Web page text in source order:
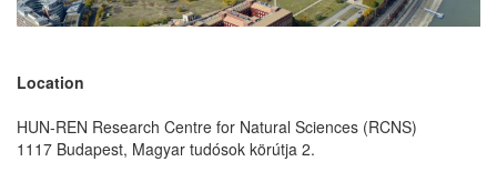
Location
HUN-REN Research Centre for Natural Sciences (RCNS)
1117 Budapest, Magyar tudósok körútja 2.